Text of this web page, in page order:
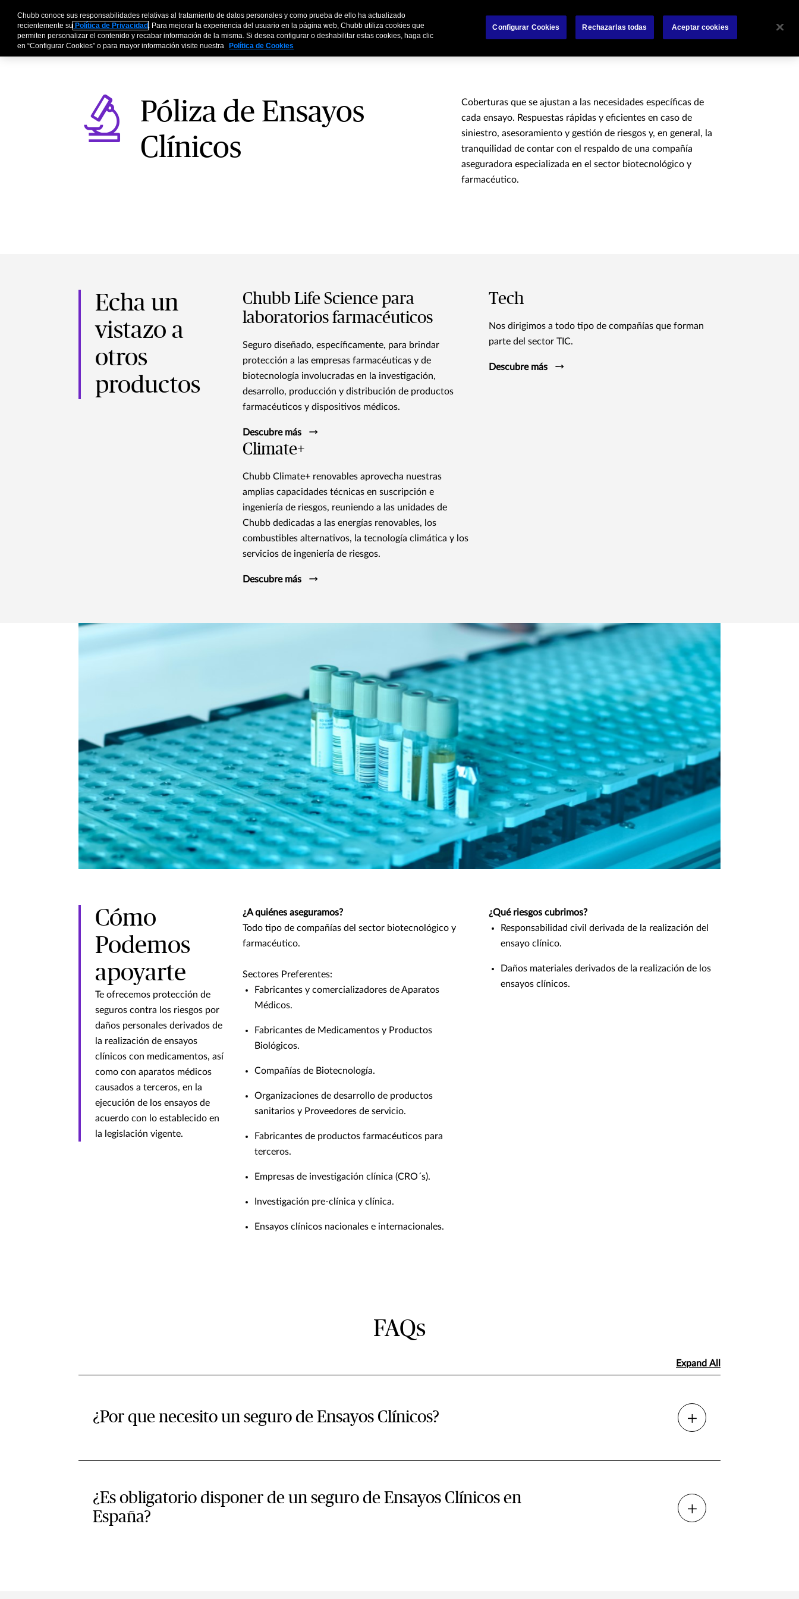
EmpresasSocios AffinityCorredores
Póliza de Ensayos
Clínicos
Coberturas que se ajustan a las necesidades específicas de
cada ensayo. Respuestas rápidas y eficientes en caso de
siniestro, asesoramiento y gestión de riesgos y, en general, la
tranquilidad de contar con el respaldo de una compañía
aseguradora especializada en el sector biotecnológico y
farmacéutico.
Echa un
vistazo a
otros
productos
Chubb Life Science para
laboratorios farmacéuticos
Seguro diseñado, específicamente, para brindar
protección a las empresas farmacéuticas y de
biotecnología involucradas en la investigación,
desarrollo, producción y distribución de productos
farmacéuticos y dispositivos médicos.
Descubre más
Tech
Nos dirigimos a todo tipo de compañías que forman
parte del sector TIC.
Descubre más
Climate+
Chubb Climate+ renovables aprovecha nuestras
amplias capacidades técnicas en suscripción e
ingeniería de riesgos, reuniendo a las unidades de
Chubb dedicadas a las energías renovables, los
combustibles alternativos, la tecnología climática y los
servicios de ingeniería de riesgos.
Descubre más
Cómo
Podemos
apoyarte
Te ofrecemos protección de
seguros contra los riesgos por
daños personales derivados de
la realización de ensayos
clínicos con medicamentos, así
como con aparatos médicos
causados a terceros, en la
ejecución de los ensayos de
acuerdo con lo establecido en
la legislación vigente.
¿A quiénes aseguramos?
Todo tipo de compañías del sector biotecnológico y
farmacéutico.
Sectores Preferentes:
Fabricantes y comercializadores de Aparatos
Médicos.
Fabricantes de Medicamentos y Productos
Biológicos.
Compañías de Biotecnología.
Organizaciones de desarrollo de productos
sanitarios y Proveedores de servicio.
Fabricantes de productos farmacéuticos para
terceros.
Empresas de investigación clínica (CRO´s).
Investigación pre-clínica y clínica.
Ensayos clínicos nacionales e internacionales.
¿Qué riesgos cubrimos?
Responsabilidad civil derivada de la realización del
ensayo clínico.
Daños materiales derivados de la realización de los
ensayos clínicos.
FAQs
Expand All
¿Por que necesito un seguro de Ensayos Clínicos?
¿Es obligatorio disponer de un seguro de Ensayos Clínicos en
España?
Chubb conoce sus responsabilidades relativas al tratamiento de datos personales y como prueba de ello ha actualizado
recientemente su Política de Privacidad . Para mejorar la experiencia del usuario en la página web, Chubb utiliza cookies que
permiten personalizar el contenido y recabar información de la misma. Si desea configurar o deshabilitar estas cookies, haga clic
en “Configurar Cookies” o para mayor información visite nuestra
Política de Cookies
Configurar Cookies Rechazarlas todas Aceptar cookies